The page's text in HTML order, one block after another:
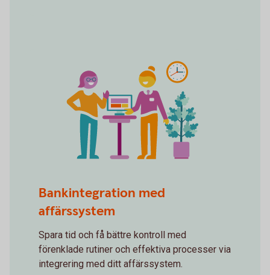
Bankintegration med
affärssystem
Spara tid och få bättre kontroll med
förenklade rutiner och effektiva processer via
integrering med ditt affärssystem.